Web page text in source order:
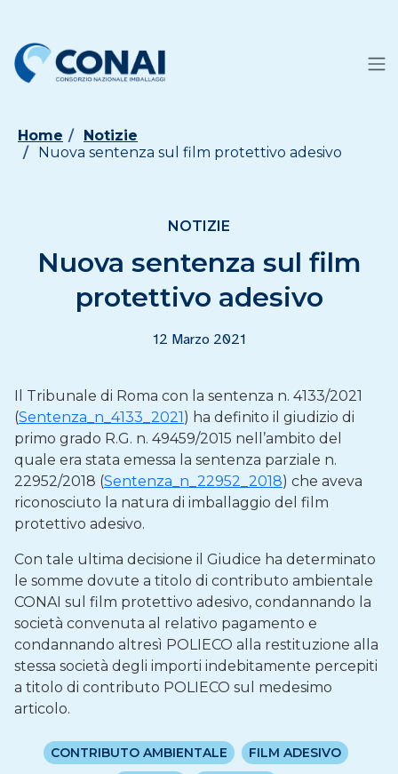
Home
Notizie
Nuova sentenza sul film protettivo adesivo
NOTIZIE
Nuova sentenza sul film
protettivo adesivo
12 Marzo 2021
Il Tribunale di Roma con la sentenza n. 4133/2021
(Sentenza_n_4133_2021) ha definito il giudizio di
primo grado R.G. n. 49459/2015 nell’ambito del
quale era stata emessa la sentenza parziale n.
22952/2018 (Sentenza_n_22952_2018) che aveva
riconosciuto la natura di imballaggio del film
protettivo adesivo.
Con tale ultima decisione il Giudice ha determinato
le somme dovute a titolo di contributo ambientale
CONAI sul film protettivo adesivo, condannando la
società convenuta al relativo pagamento e
condannando altresì POLIECO alla restituzione alla
stessa società degli importi indebitamente percepiti
a titolo di contributo POLIECO sul medesimo
articolo.
CONTRIBUTO AMBIENTALE
FILM ADESIVO